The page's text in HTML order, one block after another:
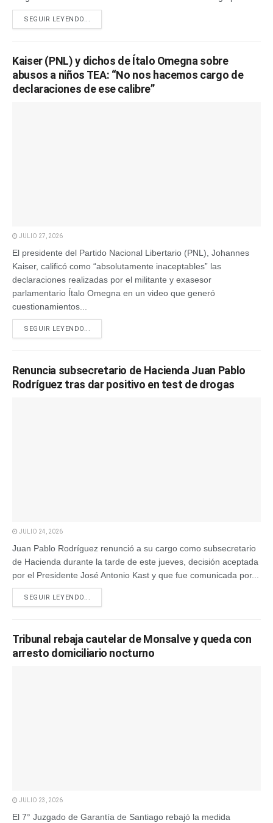
SEGUIR LEYENDO...
Kaiser (PNL) y dichos de Ítalo Omegna sobre
abusos a niños TEA: “No nos hacemos cargo de
declaraciones de ese calibre”
JULIO 27, 2026
El presidente del Partido Nacional Libertario (PNL), Johannes
Kaiser, calificó como “absolutamente inaceptables” las
declaraciones realizadas por el militante y exasesor
parlamentario Ítalo Omegna en un video que generó
cuestionamientos...
SEGUIR LEYENDO...
Renuncia subsecretario de Hacienda Juan Pablo
Rodríguez tras dar positivo en test de drogas
JULIO 24, 2026
Juan Pablo Rodríguez renunció a su cargo como subsecretario
de Hacienda durante la tarde de este jueves, decisión aceptada
por el Presidente José Antonio Kast y que fue comunicada por...
SEGUIR LEYENDO...
Tribunal rebaja cautelar de Monsalve y queda con
arresto domiciliario nocturno
JULIO 23, 2026
El 7° Juzgado de Garantía de Santiago rebajó la medida